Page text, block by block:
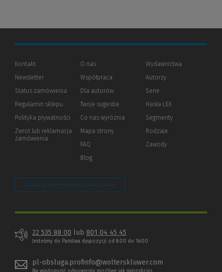
Kontakt
Newsletter
Status zamówienia
Regulamin sklepu
Polityka prywatności (Nowe
(Link
innej
Zwrot lub reklamacja
zamówienia
O nas
Współpraca
Dla autorów(Nowe
(Link
innej
strony)
Twoje sugestie
Co nas wyróżnia
Mapa strony
FAQ
Blog
Wydawnictwa
Autorzy
Serie
Hasła LEX
Segmenty
Rodzaje
Zawody
Zarządzaj preferencjami plików cookie
22 535 88 00 lub 801 04 45 45
Jesteśmy do Państwa dyspozycji od 8:00 do 16:00
pl-obsluga.profinfo@wolterskluwer.com
Na wiadomość odpowiemy możliwe jak najszybciej.